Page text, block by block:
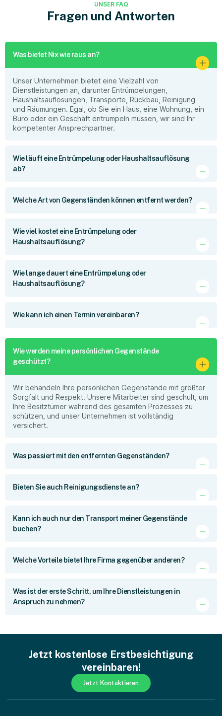
UNSER FAQ
Fragen und Antworten
Was bietet Nix wie raus an?
Unser Unternehmen bietet eine Vielzahl von
Dienstleistungen an, darunter Entrümpelungen,
Haushaltsauflösungen, Transporte, Rückbau, Reinigung
und Räumungen. Egal, ob Sie ein Haus, eine Wohnung, ein
Büro oder ein Geschäft entrümpeln müssen, wir sind Ihr
kompetenter Ansprechpartner.
Wie läuft eine Entrümpelung oder Haushaltsauflösung
ab?
Welche Art von Gegenständen können entfernt werden?
Wie viel kostet eine Entrümpelung oder
Haushaltsauflösung?
Wie lange dauert eine Entrümpelung oder
Haushaltsauflösung?
Wie kann ich einen Termin vereinbaren?
Wie werden meine persönlichen Gegenstände
geschützt?
Wir behandeln Ihre persönlichen Gegenstände mit größter
Sorgfalt und Respekt. Unsere Mitarbeiter sind geschult, um
Ihre Besitztümer während des gesamten Prozesses zu
schützen, und unser Unternehmen ist vollständig
versichert.
Was passiert mit den entfernten Gegenständen?
Bieten Sie auch Reinigungsdienste an?
Kann ich auch nur den Transport meiner Gegenstände
buchen?
Welche Vorteile bietet Ihre Firma gegenüber anderen?
Was ist der erste Schritt, um Ihre Dienstleistungen in
Anspruch zu nehmen?
Jetzt kostenlose Erstbesichtigung
vereinbaren!
Jetzt Kontaktieren